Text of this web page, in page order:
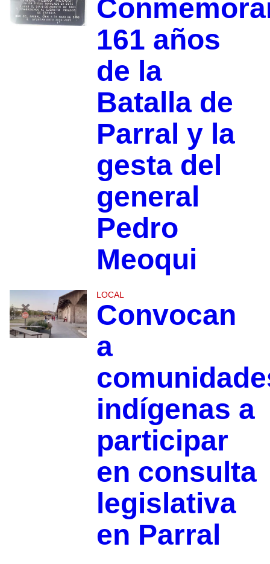
161 años
de la
Batalla de
Parral y la
gesta del
general
Pedro
Meoqui
LOCAL
Convocan
a
indígenas a
participar
en consulta
legislativa
en Parral